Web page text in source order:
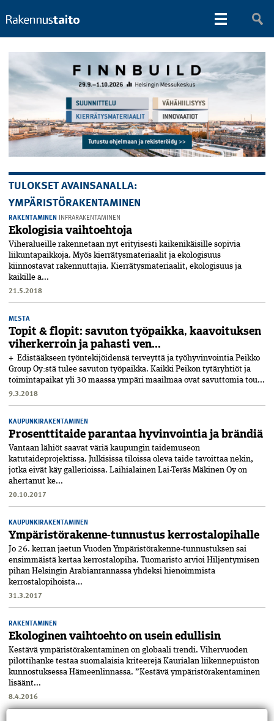
TULOKSET AVAINSANALLA:
YMPÄRISTÖRAKENTAMINEN
RAKENTAMINEN INFRARAKENTAMINEN
Ekologisia vaihtoehtoja
Viheralueille rakennetaan nyt erityisesti kaikenikäisille sopivia
liikuntapaikkoja. Myös kierrätysmateriaalit ja ekologisuus
kiinnostavat rakennuttajia. Kierrätysmateriaalit, ekologisuus ja
kaikille a...
21.5.2018
MESTA
Topit & flopit: savuton työpaikka, kaavoituksen
viherkerroin ja pahasti ven...
+ Edistääkseen työntekijöidensä terveyttä ja työhyvinvointia Peikko
Group Oy:stä tulee savuton työpaikka. Kaikki Peikon tytäryhtiöt ja
toimintapaikat yli 30 maassa ympäri maailmaa ovat savuttomia tou...
9.3.2018
KAUPUNKIRAKENTAMINEN
Prosenttitaide parantaa hyvinvointia ja brändiä
Vantaan lähiöt saavat väriä kaupungin taidemuseon
katutaideprojektissa. Julkisissa tiloissa oleva taide tavoittaa nekin,
jotka eivät käy gallerioissa. Laihialainen Lai-Teräs Mäkinen Oy on
ahertanut ke...
20.10.2017
KAUPUNKIRAKENTAMINEN
Ympäristörakenne-tunnustus kerrostalopihalle
Jo 26. kerran jaetun Vuoden Ympäristörakenne-tunnustuksen sai
ensimmäistä kertaa kerrostalopiha. Tuomaristo arvioi Hiljentymisen
pihan Helsingin Arabianrannassa yhdeksi hienoimmista
kerrostalopihoista...
31.3.2017
RAKENTAMINEN
Ekologinen vaihtoehto on usein edullisin
Kestävä ympäristörakentaminen on globaali trendi. Vihervuoden
pilottihanke testaa suomalaisia kriteerejä Kaurialan liikennepuiston
kunnostuksessa Hämeenlinnassa. ”Kestävä ympäristörakentaminen
lisäänt...
8.4.2016